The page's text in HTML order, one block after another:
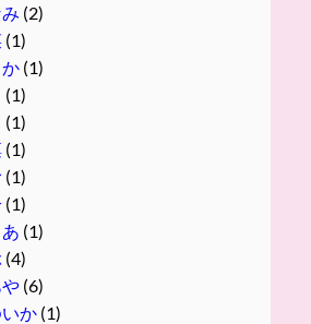
(2)
(1)
(1)
(1)
(1)
(1)
(1)
(1)
(1)
(4)
(6)
か(1)